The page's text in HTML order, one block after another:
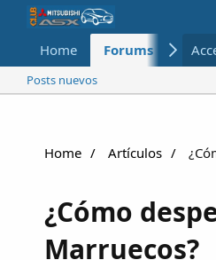
Home Forums
Posts nuevos
Home Artículos
¿Cómo
Marruecos?